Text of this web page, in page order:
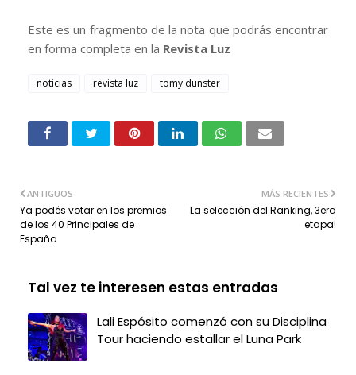
Este es un fragmento de la nota que podrás encontrar
en forma completa en la Revista Luz
noticias revista luz tomy dunster
MÁS RECIENTES
La selección del Ranking, 3era
etapa!
ANTIGUOS
Ya podés votar en los premios
de los 40 Principales de
España
Tal vez te interesen estas entradas
Lali Espósito comenzó con su Disciplina
Tour haciendo estallar el Luna Park